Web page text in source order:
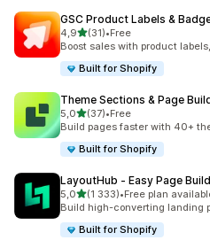
GSC Product Labels &
4,9/ 5 tähteä
(31)
31 arvostelua yhteensä
•Free
Boost sales with product
Built for Shopify
Theme Sections & Page
5,0/ 5 tähteä
(37)
37 arvostelua yhteensä
•Free
Build pages faster with 40+
Built for Shopify
LayoutHub ‑ Easy Page
5,0/ 5 tähteä
(1 333)
1333 arvostelua yhteensä
•Free plan
Build high-converting landing
Built for Shopify